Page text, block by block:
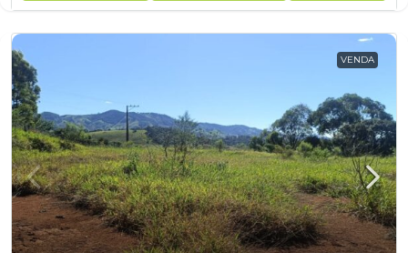
VENDA